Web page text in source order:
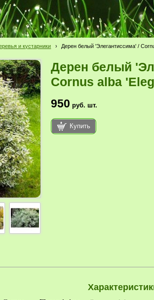
и кустарники › Дерен белый 'Элегантиссима' /
Дерен белый
Cornus alba
950 руб. шт.
Купить